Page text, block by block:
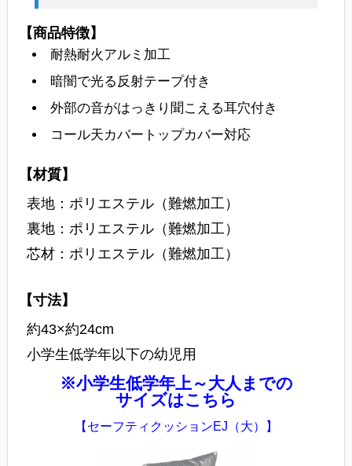
【商品特徴】
耐熱耐火アルミ加工
暗闇で光る反射テープ付き
外部の音がはっきり聞こえる耳穴付き
コール天カバートップカバー対応
【材質】
表地：ポリエステル（難燃加工）
裏地：ポリエステル（難燃加工）
芯材：ポリエステル（難燃加工）
【寸法】
約43×約24cm
小学生低学年以下の幼児用
※小学生低学年上～大人までの
サイズはこちら
【セーフティクッションEJ（大）】